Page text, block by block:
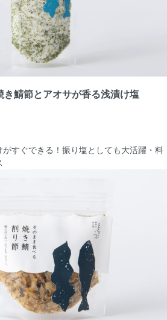
き鯖節とアオサが香る浅漬け塩
がすぐできる！振り塩としても大活躍・料